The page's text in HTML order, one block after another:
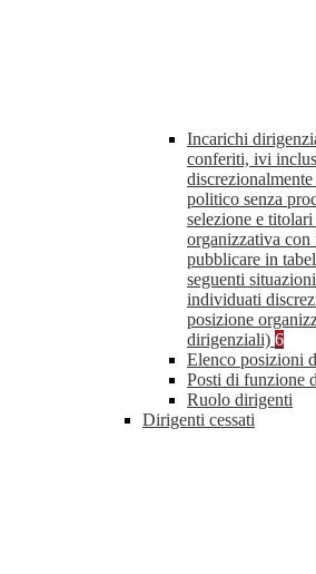
Incarichi
conferiti, ivi
politico senza
selezione e
organizzativa
pubblicare in
seguenti
individuati
posizione
dirigenziali) 6
Elenco posizioni
Posti di funzione
Ruolo dirigenti
Dirigenti cessati